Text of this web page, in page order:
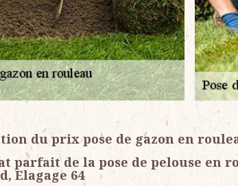
du prix pose de gazon en
parfait de la pose de pelouse en
Elagage 64